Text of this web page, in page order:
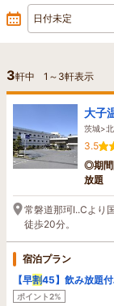
日付未定
3軒中 1 ～ 3軒表示
大子
茨城>
3.5
◎期間
放題
常磐道那珂I..Cより
徒歩20分。
宿泊プラン
【早割45】飲み放題
ポイント2%